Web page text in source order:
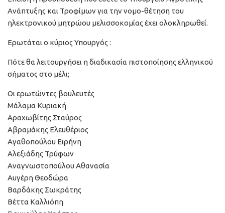
Ανάπτυξης και Τροφίμων για την νομο-θέτηση του
ηλεκτρονικού μητρώου μελισσοκομίας έχει ολοκληρωθεί.
Ερωτάται ο κύριος Υπουργός :
Πότε θα λειτουργήσει η διαδικασία πιστοποίησης ελληνικού
σήματος στο μέλι;
Οι ερωτώντες βουλευτές
Μάλαμα Κυριακή
Αραχωβίτης Σταύρος
Αβραμάκης Ελευθέριος
Αγαθοπούλου Ειρήνη
Αλεξιάδης Τρύφων
Αναγνωστοπούλου Αθανασία
Αυγέρη Θεοδώρα
Βαρδάκης Σωκράτης
Βέττα Καλλιόπη